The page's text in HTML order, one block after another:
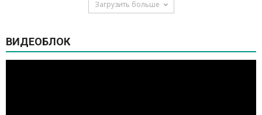
Загрузить больше
ВИДЕОБЛОК